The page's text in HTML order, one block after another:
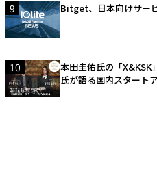
9 Bitget、日本向けサー
10
本田圭佑氏の「X&KSK
氏が語る国内スタート